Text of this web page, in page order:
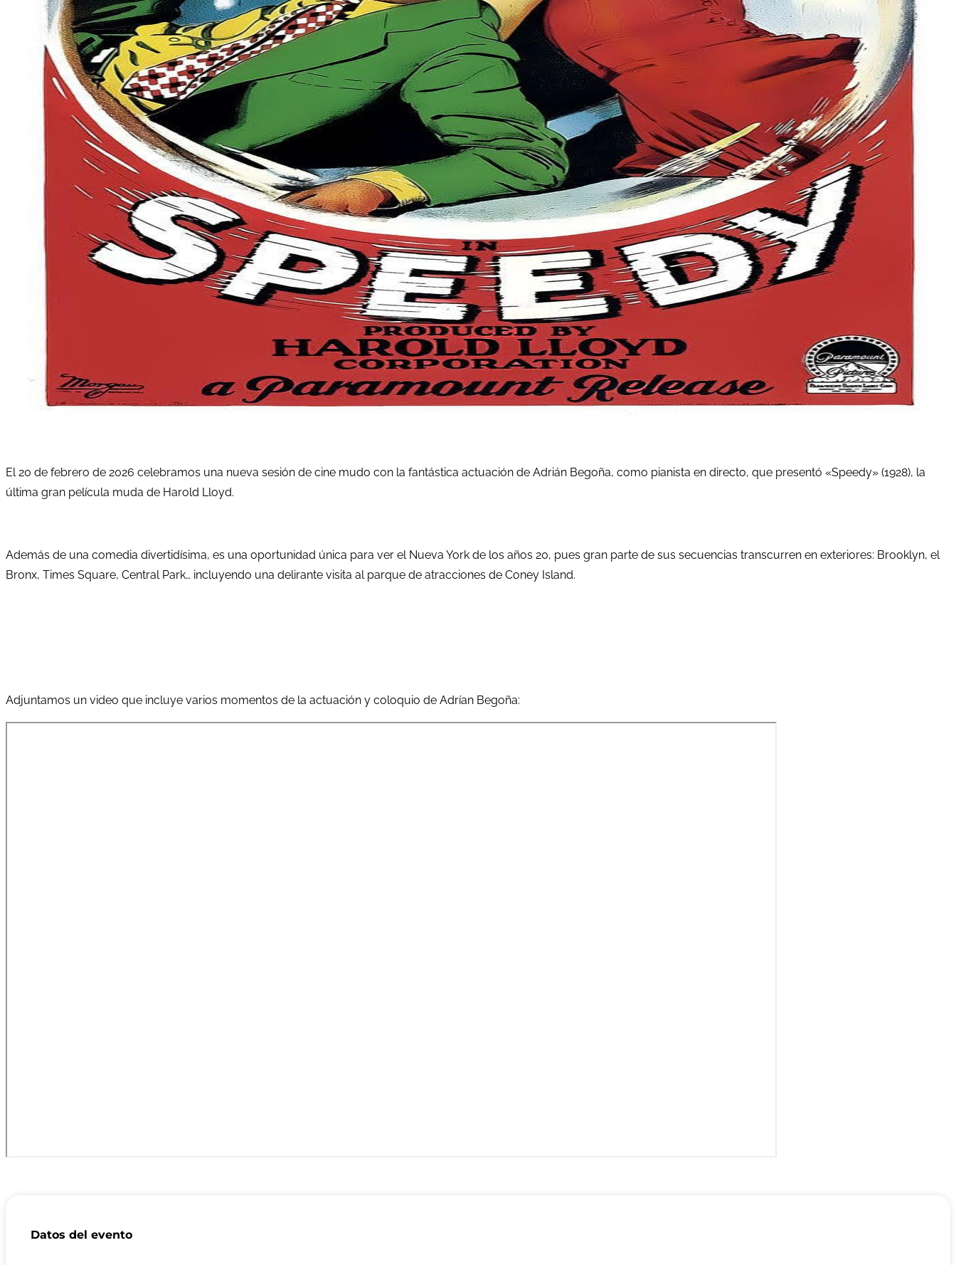
El 20 de febrero de 2026 celebramos una nueva sesión de cine mudo con la fantástica actuación de Adrián Begoña, como pianista en directo, que presentó «Speedy» (1928), la
última gran película muda de Harold Lloyd.
Además de una comedia divertidísima, es una oportunidad única para ver el Nueva York de los años 20, pues gran parte de sus secuencias transcurren en exteriores: Brooklyn, el
Bronx, Times Square, Central Park… incluyendo una delirante visita al parque de atracciones de Coney Island.
Adjuntamos un video que incluye varios momentos de la actuación y coloquio de Adrían Begoña:
Datos del evento